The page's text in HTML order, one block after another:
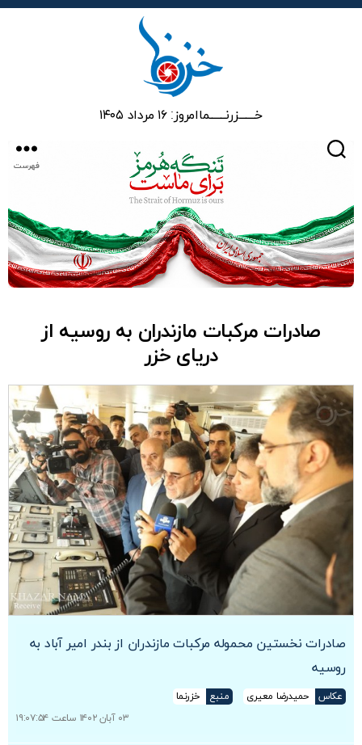
خـــــــزرنـــــــماامروز: ۱۶ مرداد ۱۴۰۵
فهرست
صادرات مرکبات مازندران به روسیه از
دریای خزر
صادرات نخستین محموله مرکبات مازندران از بندر امیر آباد به
روسیه
عکاس حمیدرضا معیری منبع
خزرنما
۰۳ آبان ۱۴۰۲ ساعت ۱۹:۰۷:۵۴